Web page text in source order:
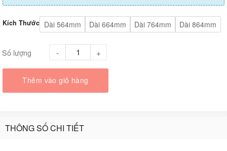
Kích Thước Dài 564mm Dài 664mm Dài 764mm Dài 864mm
Số lượng
Thêm vào giỏ hàng
THÔNG SỐ CHI TIẾT